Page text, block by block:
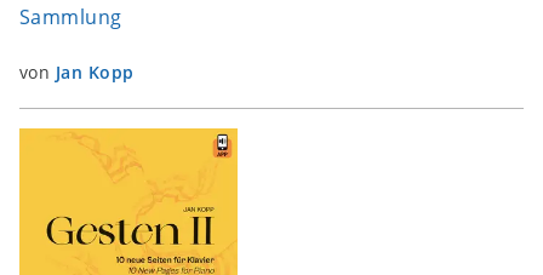
Sammlung
von Jan Kopp